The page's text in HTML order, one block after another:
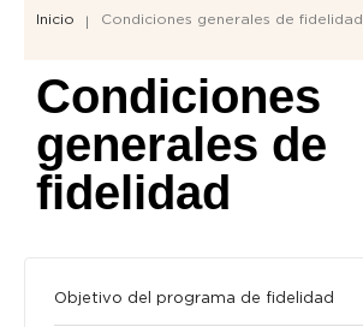
Inicio Condiciones generales de fidelidad
Condiciones
generales de
fidelidad
Objetivo del programa de fidelidad